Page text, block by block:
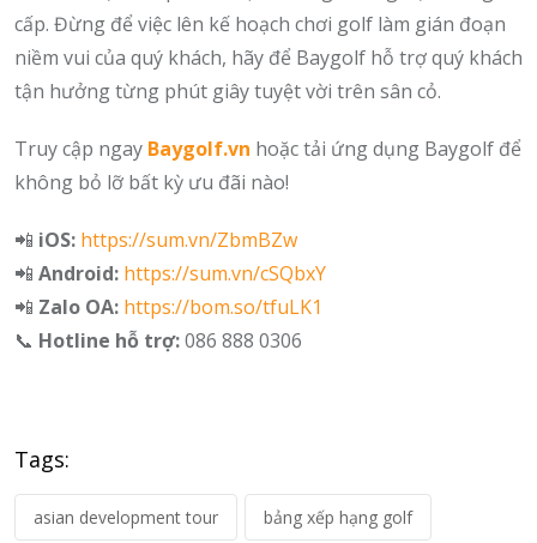
cấp. Đừng để việc lên kế hoạch chơi golf làm gián đoạn
niềm vui của quý khách, hãy để Baygolf hỗ trợ quý khách
tận hưởng từng phút giây tuyệt vời trên sân cỏ.
Truy cập ngay Baygolf.vn hoặc tải ứng dụng Baygolf để
không bỏ lỡ bất kỳ ưu đãi nào!
📲 iOS: https://sum.vn/ZbmBZw
📲 Android: https://sum.vn/cSQbxY
📲 Zalo OA: https://bom.so/tfuLK1
📞 Hotline hỗ trợ:086 888 0306
Tags:
asian development tour bảng xếp hạng golf